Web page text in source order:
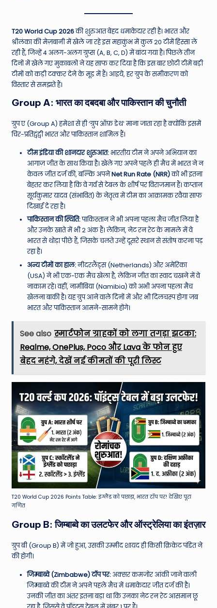
T20 World Cup 2026की शुरुआत बेहद धमाकेदार रही है। भारत और
श्रीलंका की मेज़बानी में खेले जा रहे इस महाकुंभ में कुल 20 टीमें हिस्सा ले
रही हैं, जिन्हें 4 अलग-अलग ग्रुप्स (A, B, C, D) में बांटा गया है। पिछले तीन
दिनों में खेले गए मुकाबलों ने यह साफ कर दिया है कि इस बार छोटी टीमें बड़ी
टीमों को कड़ी टक्कर देने के मूड में हैं। आइये, हर ग्रुप के समीकरण को
विस्तार से समझते हैं।
Group A: भारत का दबदबा और पाकिस्तान की चुनौती
ग्रुप ए (Group A) हमेशा से ही ‘ग्रुप ऑफ़ डेथ’ माना जाता रहा है क्योंकि इसमें
चिर-प्रतिद्वंद्वी भारत और पाकिस्तान शामिल हैं।
टीम इंडिया की शानदार शुरुआत: भारतीय टीम ने अपने अभियान का
आगाज़ जीत के साथ किया है। खेले गए अपने पहले ही मैच में भारत ने न
केवल जीत दर्ज की, बल्कि अपनेNet Run Rate (NRR)को भी इतना
बेहतर कर लिया है कि वे गर्व से टेबल के शीर्ष पर विराजमान हैं। कप्तान
सूर्यकुमार यादव (संभावित) के नेतृत्व में टीम का आक्रामक रवैया साफ
दिखाई दे रहा है।
पाकिस्तान की स्थिति:पाकिस्तान ने भी अपना पहला मैच जीत लिया है
और उनके खाते में भी 2 अंक हैं। लेकिन, नेट रन रेट के मामले में वे
भारत से थोड़ा पीछे हैं, जिसके चलते उन्हें दूसरे स्थान से संतोष करना पड़
रहा है।
अन्य टीमों का हाल:नीदरलैंड्स (Netherlands) और अमेरिका
(USA) ने भी एक-एक मैच खेला है, लेकिन जीत का स्वाद चखने में वे
नाकाम रहे। वहीं, नामीबिया (Namibia) को अभी अपना पहला मैच
खेलना बाकी है। यह ग्रुप आने वाले दिनों में और भी दिलचस्प होगा जब
भारत और पाकिस्तान आमने-सामने होंगे।
See also स्मार्टफोन ग्राहकों को लगा तगड़ा झटका:
Realme, OnePlus, Poco और Lava के फोन हुए
बेहद महंगे, देखें नई कीमतों की पूरी लिस्ट
T20 World Cup 2026 Points Table: इंग्लैंड को पछाड़ा, भारत टॉप पर! देखिए पूरा
गणित
Group B: जिम्बाब्वे का उलटफेर और ऑस्ट्रेलिया का इंतज़ार
ग्रुप बी (Group B) में जो हुआ, उसकी उम्मीद शायद ही किसी क्रिकेट पंडित ने
की होगी।
जिम्बाब्वे (Zimbabwe) टॉप पर: अक्सर कमजोर आंकी जाने वाली
जिम्बाब्वे की टीम ने अपने पहले मैच में धमाकेदार जीत दर्ज की है।
उनकी जीत का अंतर इतना बड़ा था कि उनका नेट रन रेट आसमान छू